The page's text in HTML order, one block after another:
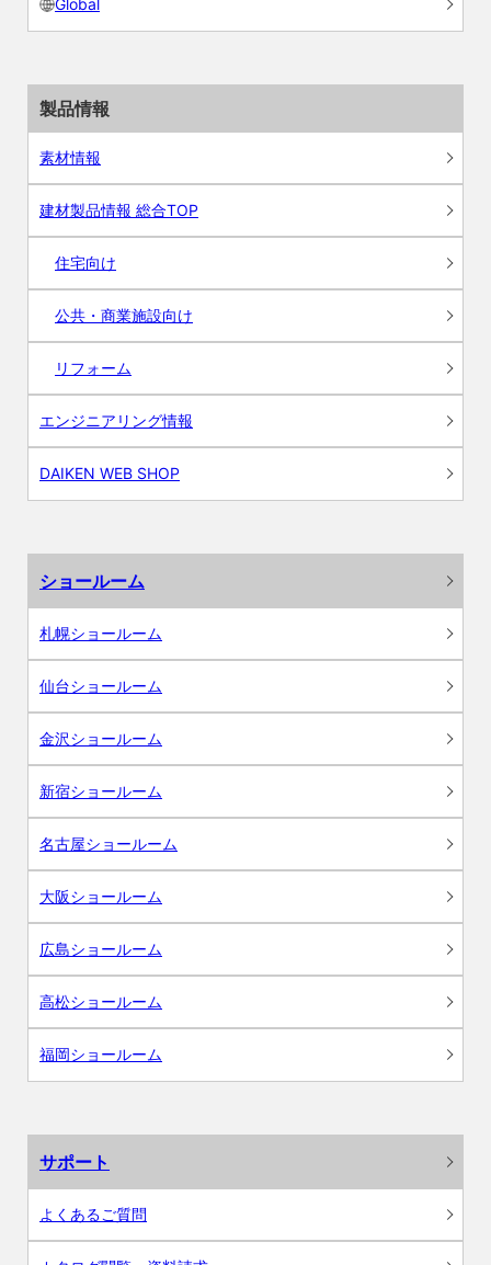
製品情報
素材情報
建材製品情報 総合TOP
住宅向け
公共・商業施設向け
リフォーム
エンジニアリング情報
DAIKEN WEB SHOP
ショールーム
札幌ショールーム
仙台ショールーム
金沢ショールーム
新宿ショールーム
名古屋ショールーム
大阪ショールーム
広島ショールーム
高松ショールーム
福岡ショールーム
サポート
よくあるご質問